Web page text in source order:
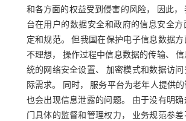
和各方面的权益受到侵害的风险， 因此，
台在用户的数据安全和政府的信息安全方
定和规范。 但我国在保护电子信息数据
不理想， 操作过程中信息数据的传输、
统的网络安全设置、 加密模式和数据访
际需求。 同时， 服务平台为老年人提供
也会出现信息泄露的问题。 由于没有明
门具体的监督和管理权力， 业务规范参